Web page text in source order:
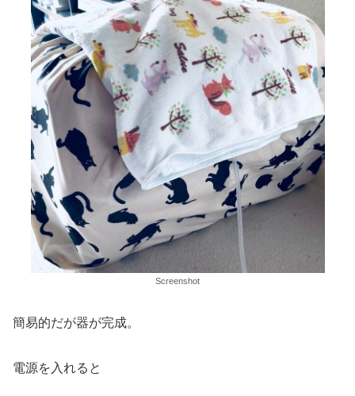
Screenshot
簡易的だが器が完成。
電源を入れると